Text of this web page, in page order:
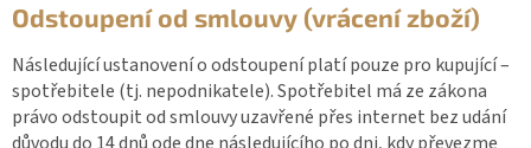
Odstoupeníod smlouvy (vrácení zboží)
Následující ustanovení o odstoupení platí pouze pro kupující –
spotřebitele (tj. nepodnikatele). Spotřebitel má ze zákona
právo odstoupit od smlouvy uzavřené přes internet bez udání
důvodu do 14 dnů ode dne následujícího po dni, kdy převezme